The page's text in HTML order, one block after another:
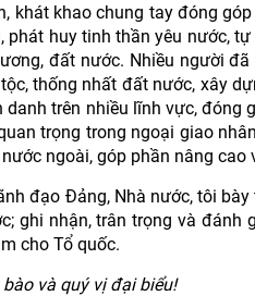
khát khao chung tay đóng
phát huy tinh thần yêu nước,
đất nước. Nhiều người
thống nhất đất nước, xây
danh trên nhiều lĩnh vực, đóng
trọng trong ngoại giao
ngoài, góp phần nâng
đạo Đảng, Nhà nước, tôi
ghi nhận, trân trọng và đánh
cho Tổ quốc.
và quý vị đại biểu!